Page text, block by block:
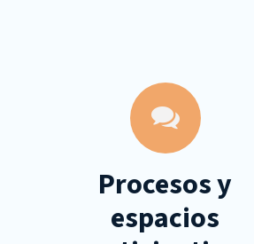
Procesos y
espacios